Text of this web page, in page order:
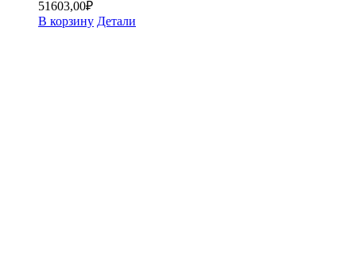
51603,00₽
В корзину Детали